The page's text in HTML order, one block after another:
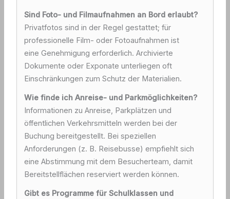
Sind Foto- und Filmaufnahmen an Bord erlaubt?
Privatfotos sind in der Regel gestattet; für
professionelle Film- oder Fotoaufnahmen ist
eine Genehmigung erforderlich. Archivierte
Dokumente oder Exponate unterliegen oft
Einschränkungen zum Schutz der Materialien.
Wie finde ich Anreise- und Parkmöglichkeiten?
Informationen zu Anreise, Parkplätzen und
öffentlichen Verkehrsmitteln werden bei der
Buchung bereitgestellt. Bei speziellen
Anforderungen (z. B. Reisebusse) empfiehlt sich
eine Abstimmung mit dem Besucherteam, damit
Bereitstellflächen reserviert werden können.
Gibt es Programme für Schulklassen und